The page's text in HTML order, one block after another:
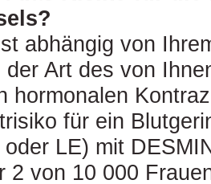
abhängig von
Art des von
hormonalen
für ein
LE) mit
2 von 10 000